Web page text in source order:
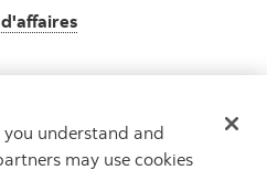
understand and
may use cookies